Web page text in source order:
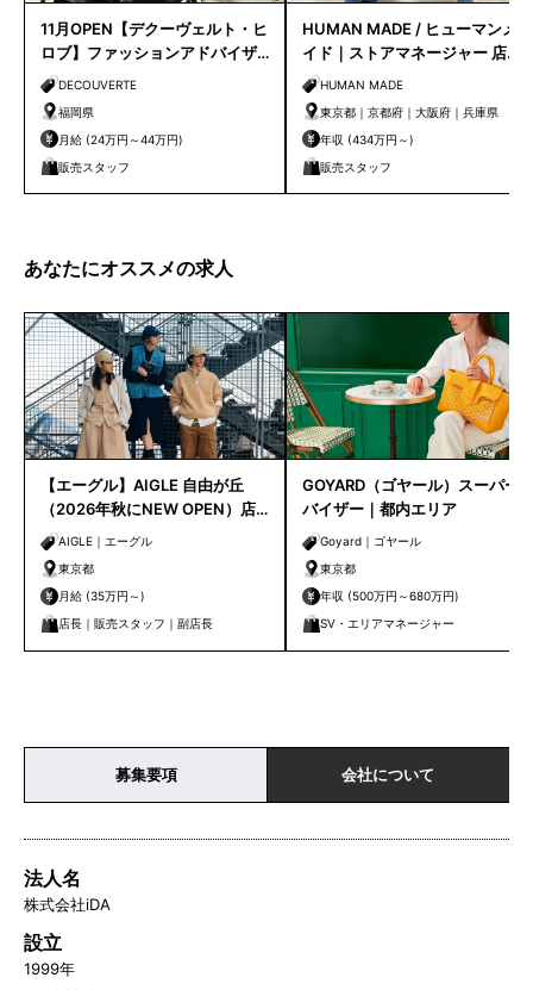
11月OPEN【デクーヴェルト・ヒ
ロブ】ファッションアドバイザ
ー｜天神店
DECOUVERTE
福岡県
月給 (24万円～44万円)
販売スタッフ
HUMAN MADE / ヒューマンメ
イド｜ストアマネージャー 店長
候補HUMAN MADE
東京都｜京都府｜大阪府｜兵庫県
年収 (434万円～)
販売スタッフ
あなたにオススメの求人
【エーグル】AIGLE 自由が丘
（2026年秋にNEW OPEN）店
長職を募集
AIGLE｜エーグル
東京都
月給 (35万円～)
店長｜販売スタッフ｜副店長
GOYARD（ゴヤール）スーパー
バイザー｜都内エリア
Goyard｜ゴヤール
東京都
年収 (500万円～680万円)
SV・エリアマネージャー
募集要項 会社について
法人名
株式会社iDA
設立
1999年